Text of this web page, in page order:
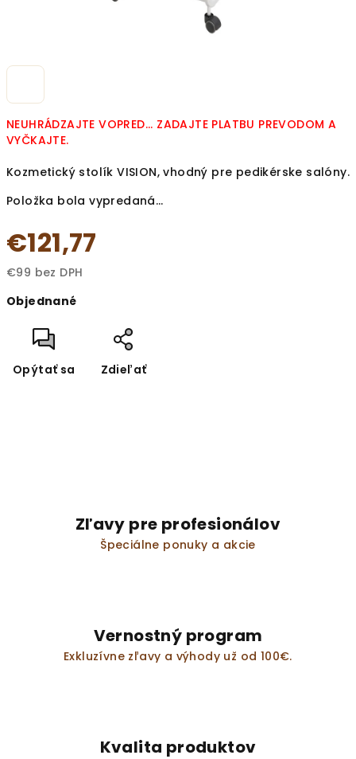
NEUHRÁDZAJTE VOPRED... ZADAJTE PLATBU PREVODOM A
VYČKAJTE.
Kozmetický stolík VISION, vhodný pre pedikérske salóny.
Položka bola vypredaná…
€121,77
€99 bez DPH
cena:
Objednané
Opýtať sa Zdieľať
Zľavy pre profesionálov
Špeciálne ponuky a akcie
Vernostný program
Exkluzívne zľavy a výhody už od 100€.
Kvalita produktov